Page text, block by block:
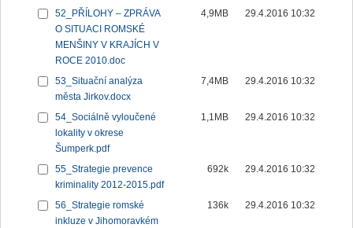
52_PŘÍLOHY – ZPRÁVA
O SITUACI ROMSKÉ
MENŠINY V KRAJÍCH V
ROCE 2010.doc
4,9MB 29.4.2016 10:32
53_Situační analýza
města Jirkov.docx
7,4MB 29.4.2016 10:32
54_Sociálně vyloučené
lokality v okrese
Šumperk.pdf
1,1MB 29.4.2016 10:32
55_Strategie prevence
kriminality 2012-2015.pdf
692k 29.4.2016 10:32
56_Strategie romské
inkluze v Jihomoravkém
136k 29.4.2016 10:32